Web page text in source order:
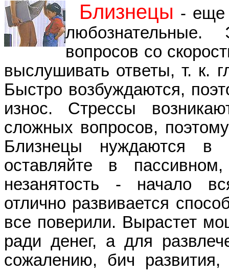
Близнецы - еще
вопросов со
выслушивать ответы, т. к.
Быстро возбуждаются,
износ. Стрессы
сложных вопросов,
Близнецы нуждаются в
оставляйте в
незанятость - начало
отлично развивается
все поверили. Вырастет
ради денег, а для
сожалению, бич